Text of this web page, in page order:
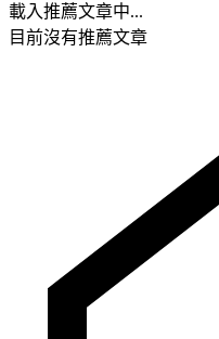
載入推薦文章中...
目前沒有推薦文章